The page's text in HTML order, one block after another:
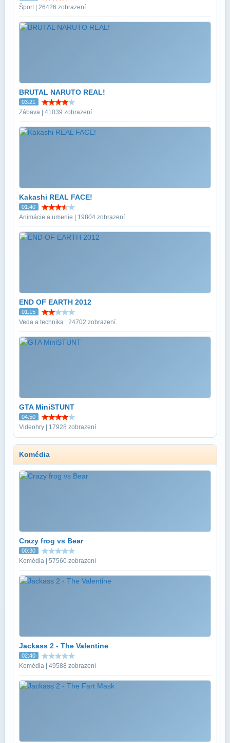
Šport | 26426 zobrazení
BRUTAL NARUTO REAL!
03:21
Zábava | 41039 zobrazení
Kakashi REAL FACE!
01:40
Animácie a umenie | 19804 zobrazení
END OF EARTH 2012
01:15
Veda a technika | 24702 zobrazení
GTA MiniSTUNT
04:50
Videohry | 17928 zobrazení
Komédia
Crazy frog vs Bear
00:30
Komédia | 57560 zobrazení
Jackass 2 - The Valentine
02:40
Komédia | 49588 zobrazení